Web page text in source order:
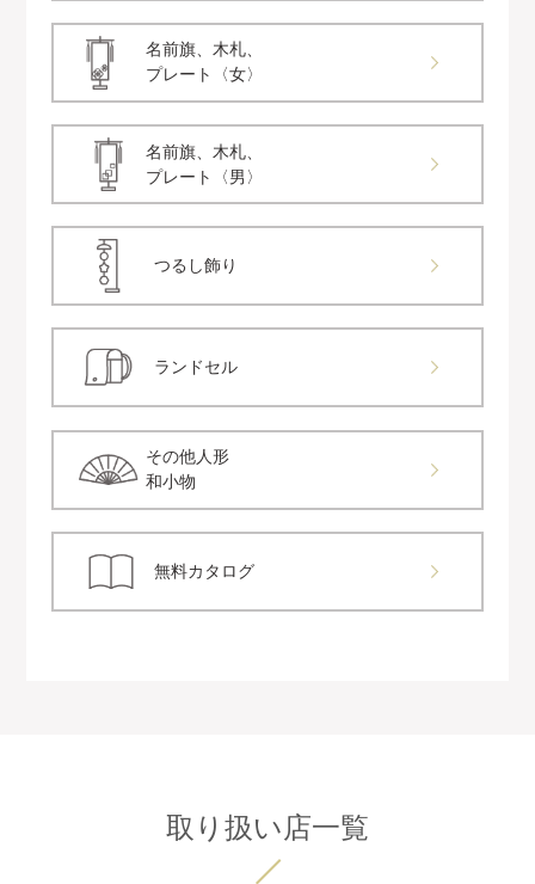
名前旗、木札、
プレート〈女〉
名前旗、木札、
プレート〈男〉
つるし飾り
ランドセル
その他人形
和小物
無料カタログ
取り扱い店一覧